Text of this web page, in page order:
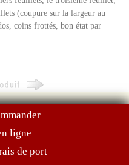
(coupure sur la largeur au
coins frottés, bon état par
ligne
de port